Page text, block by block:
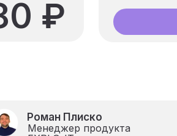
₽
Менеджер продукта
Роман Плиско